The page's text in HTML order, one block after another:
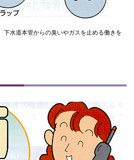
下水道本管からの臭いやガスを止める働きを